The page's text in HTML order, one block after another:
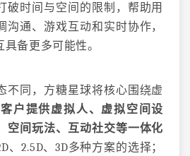
破时间与空间的限制，帮助用
沟通、游戏互动和实时协作，
备更多可能性。
不同，方糖星球将核心围绕虚
户提供虚拟人、虚拟空间设
空间玩法、互动社交等一体化
、2.5D、3D多种方案的选择；